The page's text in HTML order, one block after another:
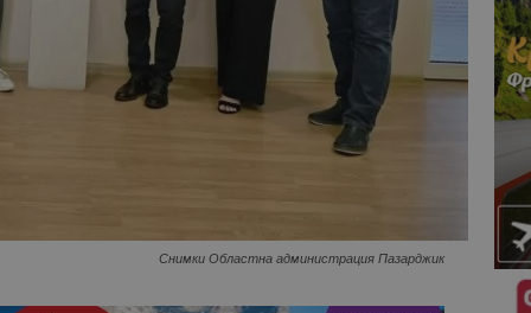
Снимки Областна администрация Пазарджик